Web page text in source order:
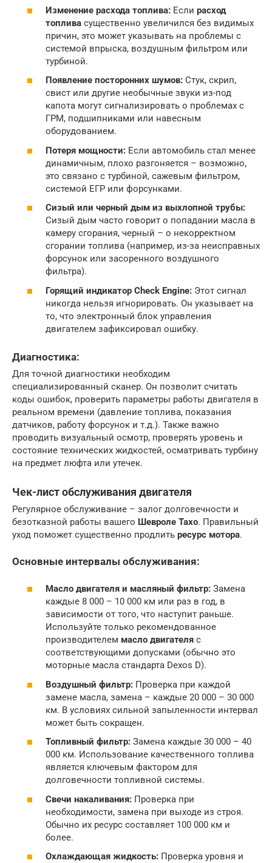
Изменение расхода топлива: Если расход
топлива существенно увеличился без видимых
причин, это может указывать на проблемы с
системой впрыска, воздушным фильтром или
турбиной.
Появление посторонних шумов: Стук, скрип,
свист или другие необычные звуки из-под
капота могут сигнализировать о проблемах с
ГРМ, подшипниками или навесным
оборудованием.
Потеря мощности: Если автомобиль стал менее
динамичным, плохо разгоняется – возможно,
это связано с турбиной, сажевым фильтром,
системой ЕГР или форсунками.
Сизый или черный дым из выхлопной трубы:
Сизый дым часто говорит о попадании масла в
камеру сгорания, черный – о некорректном
сгорании топлива (например, из-за неисправных
форсунок или засоренного воздушного
фильтра).
Горящий индикатор Check Engine: Этот сигнал
никогда нельзя игнорировать. Он указывает на
то, что электронный блок управления
двигателем зафиксировал ошибку.
Диагностика:
Для точной диагностики необходим
специализированный сканер. Он позволит считать
коды ошибок, проверить параметры работы двигателя в
реальном времени (давление топлива, показания
датчиков, работу форсунок и т.д.). Также важно
проводить визуальный осмотр, проверять уровень и
состояние технических жидкостей, осматривать турбину
на предмет люфта или утечек.
Чек-лист обслуживания двигателя
Регулярное обслуживание – залог долговечности и
безотказной работы вашего Шевроле Тахо. Правильный
уход поможет существенно продлить ресурс мотора.
Основные интервалы обслуживания:
Масло двигателя и масляный фильтр: Замена
каждые 8 000 – 10 000 км или раз в год, в
зависимости от того, что наступит раньше.
Используйте только рекомендованное
производителем масло двигателя с
соответствующими допусками (обычно это
моторные масла стандарта Dexos D).
Воздушный фильтр: Проверка при каждой
замене масла, замена – каждые 20 000 – 30 000
км. В условиях сильной запыленности интервал
может быть сокращен.
Топливный фильтр: Замена каждые 30 000 – 40
000 км. Использование качественного топлива
является ключевым фактором для
долговечности топливной системы.
Свечи накаливания: Проверка при
необходимости, замена при выходе из строя.
Обычно их ресурс составляет 100 000 км и
более.
Охлаждающая жидкость: Проверка уровня и